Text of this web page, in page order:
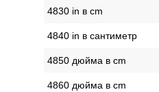
4830 in в cm
4840 in в сантиметр
4850 дюйма в cm
4860 дюйма в cm